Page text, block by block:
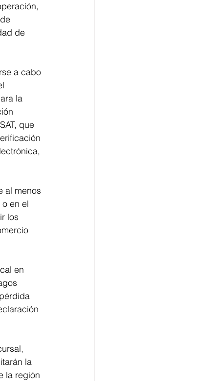
de
a cabo
la
que
al menos
en el
los
en
la
la región